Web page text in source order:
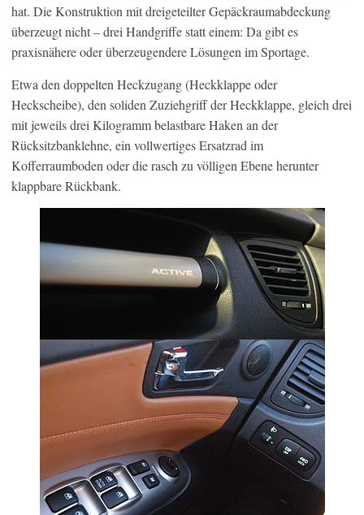
hat. Die Konstruktion mit dreigeteilter Gepäckraumabdeckung
überzeugt nicht – drei Handgriffe statt einem: Da gibt es
praxisnähere oder überzeugendere Lösungen im Sportage.
Etwa den doppelten Heckzugang (Heckklappe oder
Heckscheibe), den soliden Zuziehgriff der Heckklappe, gleich drei
mit jeweils drei Kilogramm belastbare Haken an der
Rücksitzbanklehne, ein vollwertiges Ersatzrad im
Kofferraumboden oder die rasch zu völligen Ebene herunter
klappbare Rückbank.